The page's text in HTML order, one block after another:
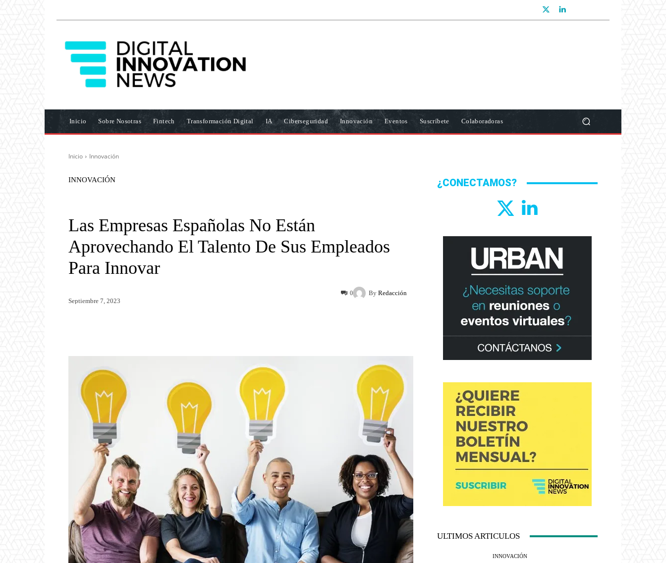
Inicio Sobre Nosotras Fintech Transformación Digital IA Ciberseguridad Innovación Eventos Suscríbete Colaboradoras
Inicio Innovación
INNOVACIÓN
Las Empresas Españolas No Están
Aprovechando El Talento De Sus Empleados
Para Innovar
By Redacción
Septiembre 7, 2023
0
¿CONECTAMOS?
ULTIMOS ARTICULOS
INNOVACIÓN